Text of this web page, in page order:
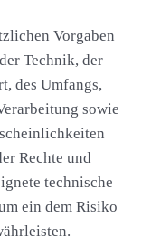
Vorgaben
Technik, der
des Umfangs,
sowie
Rechte und
technische
ein dem Risiko